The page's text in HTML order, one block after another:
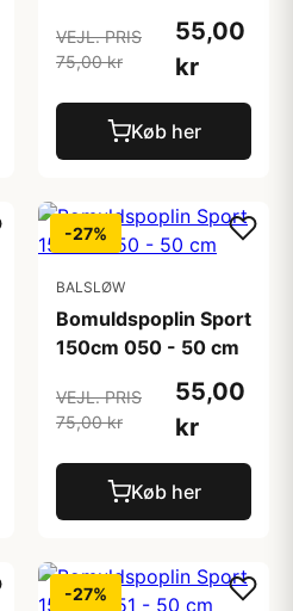
VEJL. PRIS
75,00 kr
55,00
kr
Køb her
-27%
BALSLØW
Bomuldspoplin Sport
150cm 050 - 50 cm
VEJL. PRIS
75,00 kr
55,00
kr
Køb her
-27%